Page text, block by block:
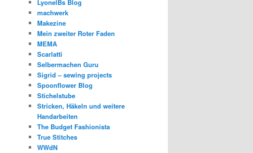
LyonelBs Blog
machwerk
Makezine
Mein zweiter Roter Faden
MEMA
Scarlatti
Selbermachen Guru
Sigrid – sewing projects
Spoonflower Blog
Stichelstube
Stricken, Häkeln und weitere
Handarbeiten
The Budget Fashionista
True Stitches
WWdN